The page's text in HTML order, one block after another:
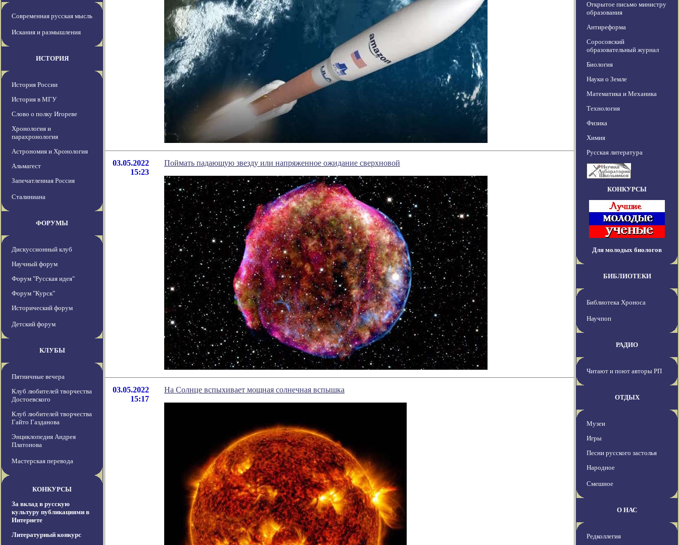
Современная русская мысль
Искания и размышления
ИСТОРИЯ
История России
История в МГУ
Слово о полку Игореве
Хронология и
парахронология
Астрономия и Хронология
Альмагест
Запечатленная Россия
Сталиниана
ФОРУМЫ
Дискуссионный клуб
Научный форум
Форум "Русская идея"
Форум "Курск"
Исторический форум
Детский форум
КЛУБЫ
Пятничные вечера
Клуб любителей творчества
Достоевского
Клуб любителей творчества
Гайто Газданова
Энциклопедия Андрея
Платонова
Мастерская перевода
КОНКУРСЫ
За вклад в русскую
культуру публикациями в
Интернете
Литературный конкурс
03.05.2022
15:23
Поймать падающую звезду или напряженное ожидание сверхновой
03.05.2022
15:17
На Солнце вспыхивает мощная солнечная вспышка
Открытое письмо министру
образования
Антиреформа
Соросовский
образовательный журнал
Биология
Науки о Земле
Математика и Механика
Технология
Физика
Химия
Русская литература
КОНКУРСЫ
Для молодых биологов
БИБЛИОТЕКИ
Библиотека Хроноса
Научпоп
РАДИО
Читают и поют авторы РП
ОТДЫХ
Музеи
Игры
Песни русского застолья
Народное
Смешное
О НАС
Редколлегия